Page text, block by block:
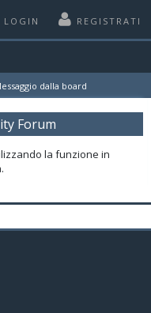
LOGIN REGISTRATI
dalla board
Forum
la funzione in